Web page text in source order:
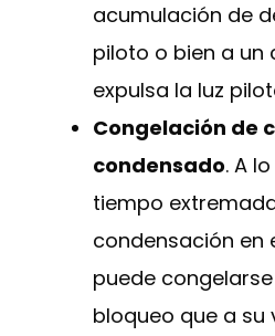
acumulación de
piloto o bien a un
expulsa la luz
Congelación de
condensado. A
tiempo
condensación en
puede
bloqueo que a su